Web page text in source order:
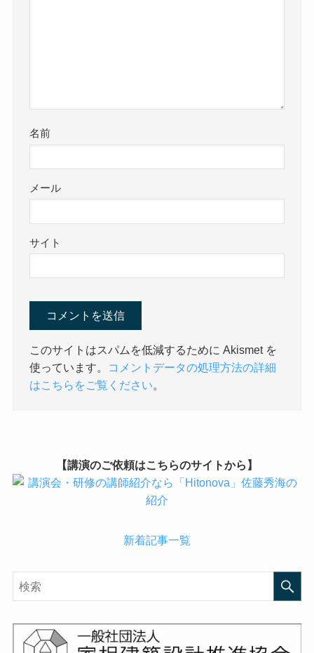
名前
メール
サイト
このサイトはスパムを低減するために Akismet を
使っています。
コメントデータの処理方法の詳細
はこちらをご覧ください。
【講演のご依頼はこちらのサイトから】
新着記事一覧